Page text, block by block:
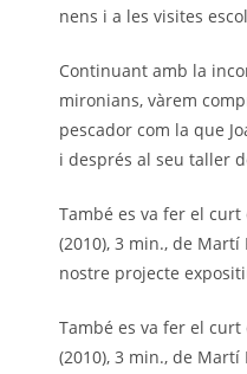
nens i a les visites
Continuant amb la
mironians, vàrem
pescador com la que
i després al seu taller
També es va fer el curt
(2010), 3 min., de Martí
nostre projecte
També es va fer el curt
(2010), 3 min., de Martí